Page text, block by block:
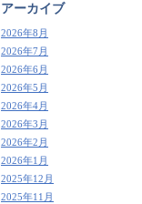
アーカイブ
2026年8月
2026年7月
2026年6月
2026年5月
2026年4月
2026年3月
2026年2月
2026年1月
2025年12月
2025年11月